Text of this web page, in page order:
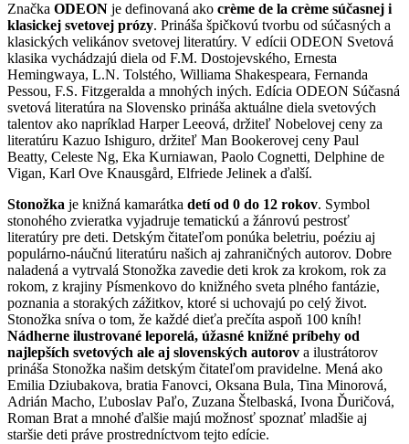
Značka ODEON je definovaná ako crème de la crème súčasnej i
klasickej svetovej prózy. Prináša špičkovú tvorbu od súčasných a
klasických velikánov svetovej literatúry. V edícii ODEON Svetová
klasika vychádzajú diela od F.M. Dostojevského, Ernesta
Hemingwaya, L.N. Tolstého, Williama Shakespeara, Fernanda
Pessou, F.S. Fitzgeralda a mnohých iných. Edícia ODEON Súčasná
svetová literatúra na Slovensko prináša aktuálne diela svetových
talentov ako napríklad Harper Leeová, držiteľ Nobelovej ceny za
literatúru Kazuo Ishiguro, držiteľ Man Bookerovej ceny Paul
Beatty, Celeste Ng, Eka Kurniawan, Paolo Cognetti, Delphine de
Vigan, Karl Ove Knausgård, Elfriede Jelinek a ďalší.
Stonožka je knižná kamarátka detí od 0 do 12 rokov. Symbol
stonohého zvieratka vyjadruje tematickú a žánrovú pestrosť
literatúry pre deti. Detským čitateľom ponúka beletriu, poéziu aj
populárno-náučnú literatúru našich aj zahraničných autorov. Dobre
naladená a vytrvalá Stonožka zavedie deti krok za krokom, rok za
rokom, z krajiny Písmenkovo do knižného sveta plného fantázie,
poznania a storakých zážitkov, ktoré si uchovajú po celý život.
Stonožka sníva o tom, že každé dieťa prečíta aspoň 100 kníh!
Nádherne ilustrované leporelá, úžasné knižné príbehy od
najlepších svetových ale aj slovenských autorov a ilustrátorov
prináša Stonožka našim detským čitateľom pravidelne. Mená ako
Emilia Dziubakova, bratia Fanovci, Oksana Bula, Tina Minorová,
Adrián Macho, Ľuboslav Paľo, Zuzana Štelbaská, Ivona Ďuričová,
Roman Brat a mnohé ďalšie majú možnosť spoznať mladšie aj
staršie deti práve prostredníctvom tejto edície.